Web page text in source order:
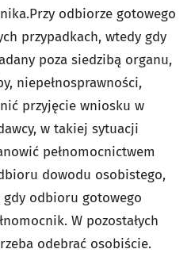
odbiorze gotowego
przypadkach, wtedy gdy
poza siedzibą organu,
niepełnosprawności,
przyjęcie wniosku w
w takiej sytuacji
pełnomocnictwem
dowodu osobistego,
odbioru gotowego
W pozostałych
odebrać osobiście.